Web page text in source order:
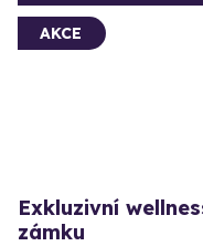
AKCE
Exkluzivní
zámku